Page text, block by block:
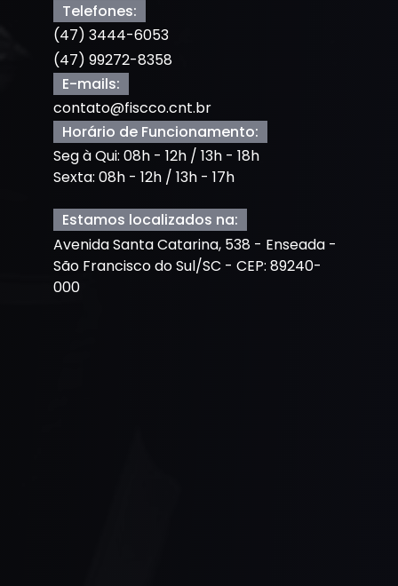
Telefones:
(47) 3444-6053
(47) 99272-8358
E-mails:
contato@fiscco.cnt.br
Horário de Funcionamento:
Seg à Qui: 08h - 12h / 13h - 18h
Sexta: 08h - 12h / 13h - 17h
Estamos localizados na:
Avenida Santa Catarina, 538 - Enseada -
São Francisco do Sul/SC - CEP: 89240-
000